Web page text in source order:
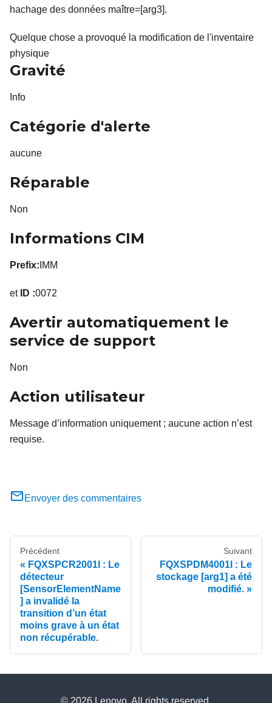
hachage des données maître=[arg3].
Quelque chose a provoqué la modification de l'inventaire
physique
Gravité
Info
Catégorie d'alerte
aucune
Réparable
Non
Informations CIM
Prefix: IMM
et ID :0072
Avertir automatiquement le
service de support
Non
Action utilisateur
Message d’information uniquement ; aucune action n’est
requise.
Envoyer des commentaires
Précédent
FQXSPCR2001I : Le
détecteur
[SensorElementName
] a invalidé la
transition d’un état
moins grave à un état
non récupérable.
Suivant
FQXSPDM4001I : Le
stockage [arg1] a été
modifié.